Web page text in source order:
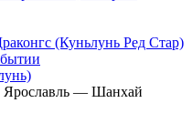
Ярославль — Шанхай